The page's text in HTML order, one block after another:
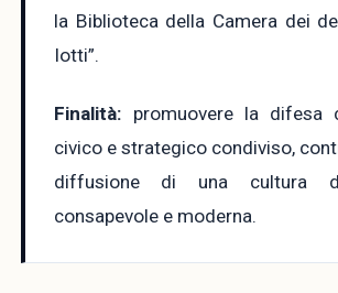
la Biblioteca della Camera dei
Iotti”.
Finalità: promuovere la difesa
civico e strategico condiviso,
diffusione di una cultura
consapevole e moderna.